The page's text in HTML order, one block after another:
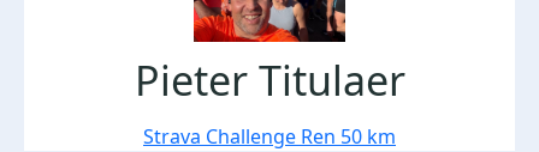
Pieter Titulaer
Strava Challenge Ren 50 km